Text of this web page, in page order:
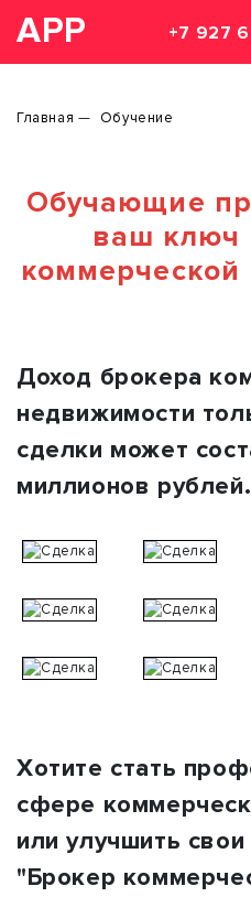
АРР +7 927
Главная Обучение
Обучающие
ваш ключ
Доход брокера
недвижимости
сделки может
миллионов рублей.
Хотите стать
сфере
или улучшить
"Брокер